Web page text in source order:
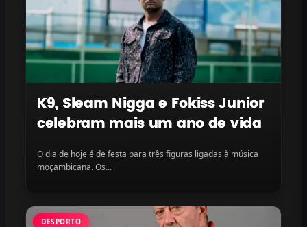
K9, Sleam Nigga e Fokiss Junior
celebram mais um ano de vida
O dia de hoje é de festa para três figuras ligadas à música
moçambicana. Os...
DESPORTO